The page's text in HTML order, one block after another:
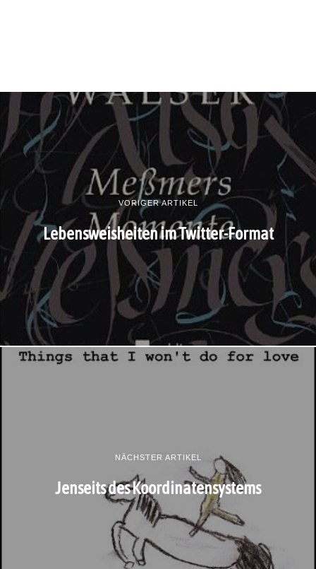
VORIGER ARTIKEL
Lebensweisheiten im Twitter-Format
NÄCHSTER ARTIKEL
Jenseits des Koordinatensystems